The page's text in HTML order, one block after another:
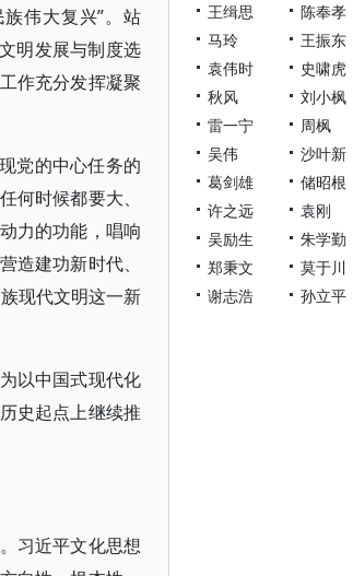
伟大复兴”。站
明发展与制度选
作充分发挥凝聚
党的中心任务的
何时候都要大、
力的功能，唱响
造建功新时代、
现代文明这一新
以中国式现代化
史起点上继续推
习近平文化思想
王缉思
陈奉孝
马玲
王振东
袁伟时
史啸虎
秋风
刘小枫
雷一宁
周枫
吴伟
沙叶新
葛剑雄
储昭根
许之远
袁刚
吴励生
朱学勤
郑秉文
莫于川
谢志浩
孙立平